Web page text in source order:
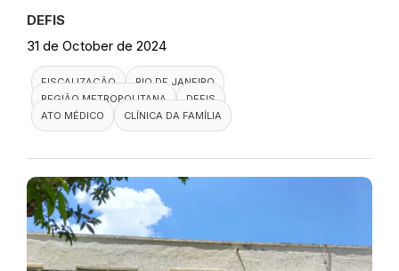
DEFIS
31 de October de 2024
FISCALIZAÇÃO
RIO DE JANEIRO
REGIÃO METROPOLITANA
DEFIS
ATO MÉDICO
CLÍNICA DA FAMÍLIA